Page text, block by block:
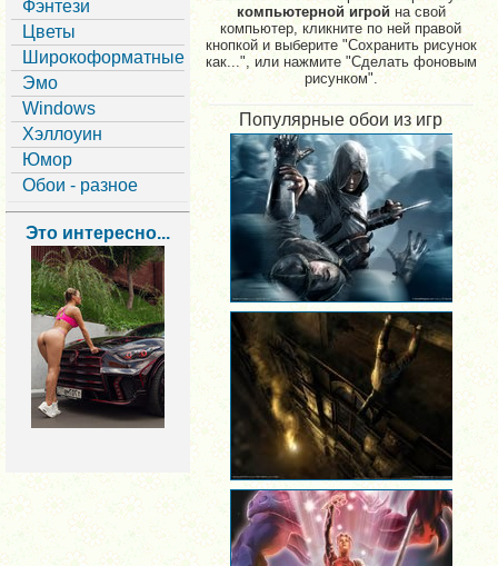
Фэнтези
Цветы
Широкоформатные
Эмо
Windows
Хэллоуин
Юмор
Обои - разное
Это интересно...
компьютерной игрой на свой
компьютер, кликните по ней правой
кнопкой и выберите "Сохранить рисунок
как...", или нажмите "Сделать фоновым
рисунком".
Популярные обои из игр